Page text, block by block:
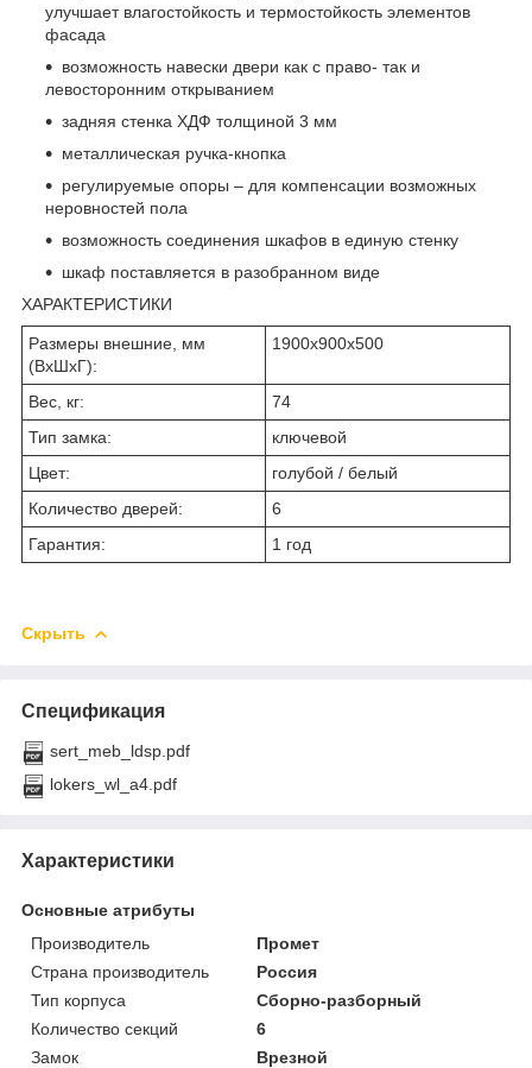
улучшает влагостойкость и термостойкость элементов
фасада
возможность навески двери как с право- так и
левосторонним открыванием
задняя стенка ХДФ толщиной 3 мм
металлическая ручка-кнопка
регулируемые опоры – для компенсации возможных
неровностей пола
возможность соединения шкафов в единую стенку
шкаф поставляется в разобранном виде
ХАРАКТЕРИСТИКИ
Размеры внешние, мм
(ВхШхГ):
1900x900x500
Вес, кг:
74
Тип замка:
ключевой
Цвет:
голубой / белый
Количество дверей:
6
Гарантия:
1 год
Скрыть
Спецификация
sert_meb_ldsp.pdf
lokers_wl_a4.pdf
Характеристики
Основные атрибуты
Производитель
Промет
Страна производитель
Россия
Тип корпуса
Сборно-разборный
Количество секций
6
Замок
Врезной